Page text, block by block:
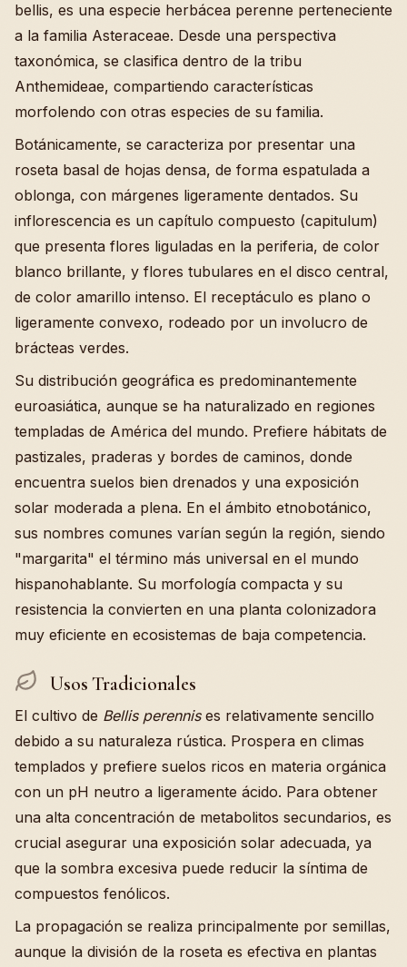
bellis, es una especie herbácea perenne perteneciente
a la familia Asteraceae. Desde una perspectiva
taxonómica, se clasifica dentro de la tribu
Anthemideae, compartiendo características
morfolendo con otras especies de su familia.
Botánicamente, se caracteriza por presentar una
roseta basal de hojas densa, de forma espatulada a
oblonga, con márgenes ligeramente dentados. Su
inflorescencia es un capítulo compuesto (capitulum)
que presenta flores liguladas en la periferia, de color
blanco brillante, y flores tubulares en el disco central,
de color amarillo intenso. El receptáculo es plano o
ligeramente convexo, rodeado por un involucro de
brácteas verdes.
Su distribución geográfica es predominantemente
euroasiática, aunque se ha naturalizado en regiones
templadas de América del mundo. Prefiere hábitats de
pastizales, praderas y bordes de caminos, donde
encuentra suelos bien drenados y una exposición
solar moderada a plena. En el ámbito etnobotánico,
sus nombres comunes varían según la región, siendo
"margarita" el término más universal en el mundo
hispanohablante. Su morfología compacta y su
resistencia la convierten en una planta colonizadora
muy eficiente en ecosistemas de baja competencia.
Usos Tradicionales
El cultivo de Bellis perennises relativamente sencillo
debido a su naturaleza rústica. Prospera en climas
templados y prefiere suelos ricos en materia orgánica
con un pH neutro a ligeramente ácido. Para obtener
una alta concentración de metabolitos secundarios, es
crucial asegurar una exposición solar adecuada, ya
que la sombra excesiva puede reducir la síntima de
compuestos fenólicos.
La propagación se realiza principalmente por semillas,
aunque la división de la roseta es efectiva en plantas